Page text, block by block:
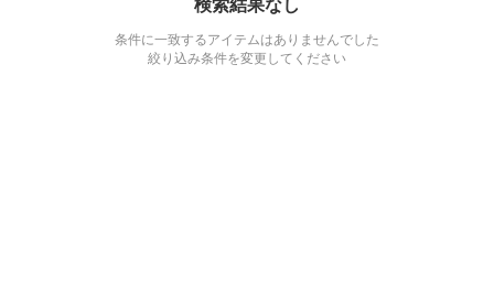
条件に一致するアイテムはありませんでした
絞り込み条件を変更してください